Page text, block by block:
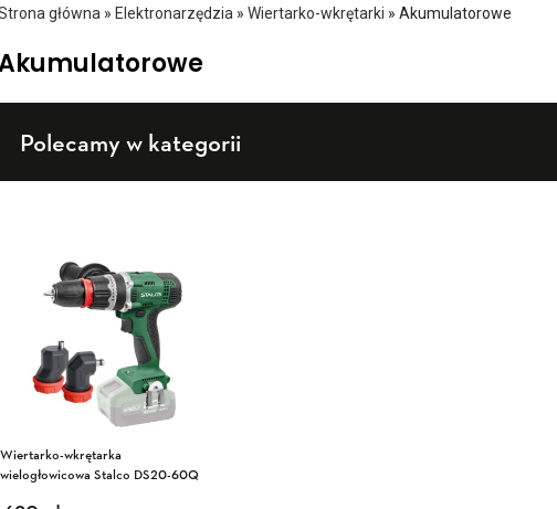
główna » Elektronarzędzia » Wiertarko-wkrętarki » Akumulatorowe
Polecamy w kategorii
Wiertarko-wkrętarka
wielogłowicowa Stalco DS20-60Q